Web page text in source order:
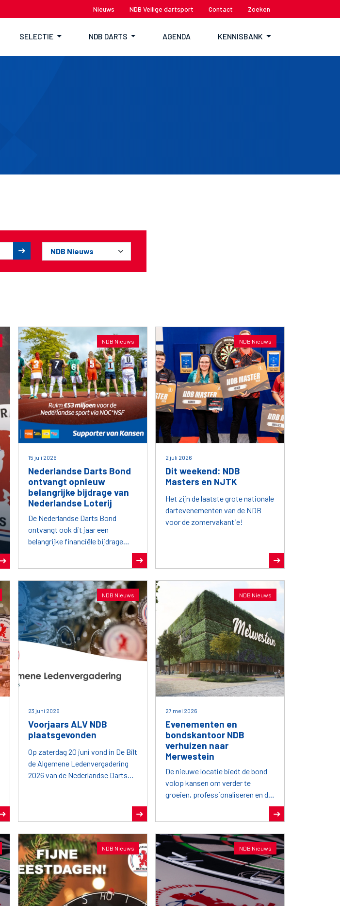
Nieuws NDB Veilige dartsport Contact Zoeken
SELECTIE NDB DARTS AGENDA KENNISBANK
NDB Nieuws
15 juli 2026
Nederlandse Darts Bond
ontvangt opnieuw
belangrijke bijdrage van
Nederlandse Loterij
De Nederlandse Darts Bond
ontvangt ook dit jaar een
belangrijke financiële bijdrage
NDB Nieuws
2 juli 2026
Dit weekend: NDB
Masters en NJTK
Het zijn de laatste grote nationale
dartevenementen van de NDB
voor de zomervakantie!
NDB Nieuws
23 juni 2026
Voorjaars ALV NDB
plaatsgevonden
Op zaterdag 20 juni vond in De Bilt
de Algemene Ledenvergadering
2026 van de Nederlandse Darts
NDB Nieuws
27 mei 2026
Evenementen en
bondskantoor NDB
verhuizen naar
Merwestein
De nieuwe locatie biedt de bond
volop kansen om verder te
groeien, professionaliseren en de
NDB Nieuws NDB Nieuws